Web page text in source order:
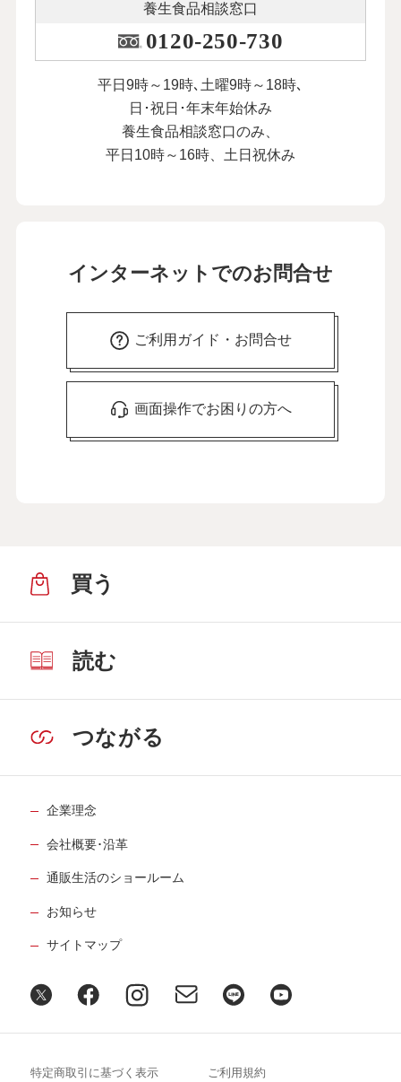
養生食品相談窓口
0120-250-730
平日9時～19時､土曜9時～18時､
日･祝日･年末年始休み
養生食品相談窓口のみ、
平日10時～16時、土日祝休み
インターネットでのお問合せ
ご利用ガイド・お問合せ
画面操作でお困りの方へ
買う
読む
つながる
企業理念
会社概要･沿革
通販生活のショールーム
お知らせ
サイトマップ
特定商取引に基づく表示 ご利用規約